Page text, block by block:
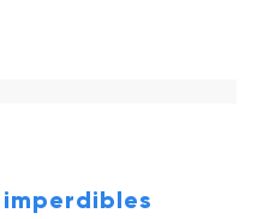
imperdibles